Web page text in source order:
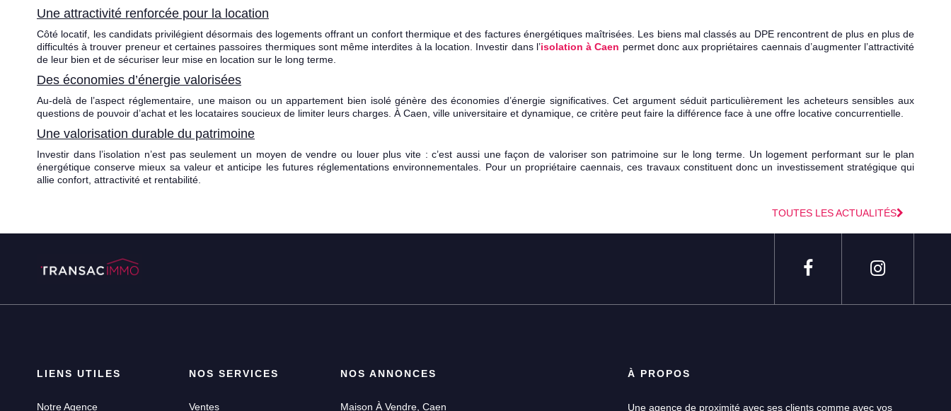
Une attractivité renforcée pour la location
Côté locatif, les candidats privilégient désormais des logements offrant un confort thermique et des factures énergétiques maîtrisées. Les biens mal classés au DPE rencontrent de plus en plus de
difficultés à trouver preneur et certaines passoires thermiques sont même interdites à la location. Investir dans l’isolation à Caen permet donc aux propriétaires caennais d’augmenter l’attractivité
de leur bien et de sécuriser leur mise en location sur le long terme.
Des économies d’énergie valorisées
Au-delà de l’aspect réglementaire, une maison ou un appartement bien isolé génère des économies d’énergie significatives. Cet argument séduit particulièrement les acheteurs sensibles aux
questions de pouvoir d’achat et les locataires soucieux de limiter leurs charges. À Caen, ville universitaire et dynamique, ce critère peut faire la différence face à une offre locative concurrentielle.
Une valorisation durable du patrimoine
Investir dans l’isolation n’est pas seulement un moyen de vendre ou louer plus vite : c’est aussi une façon de valoriser son patrimoine sur le long terme. Un logement performant sur le plan
énergétique conserve mieux sa valeur et anticipe les futures réglementations environnementales. Pour un propriétaire caennais, ces travaux constituent donc un investissement stratégique qui
allie confort, attractivité et rentabilité.
TOUTES LES ACTUALITÉS
LIENS UTILES
Notre Agence
NOS SERVICES
Ventes
NOS ANNONCES
Maison À Vendre, Caen
À PROPOS
Une agence de proximité avec ses clients comme avec vos